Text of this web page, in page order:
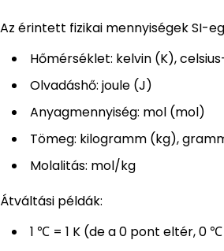
Az érintett fizikai mennyiségek SI-
Hőmérséklet: kelvin (K),
Olvadáshő: joule (J)
Anyagmennyiség: mol (mol)
Tömeg: kilogramm (kg),
Molalitás: mol/kg
Átváltási példák:
1 ℃ = 1 K (de a 0 pont eltér, 0 ℃